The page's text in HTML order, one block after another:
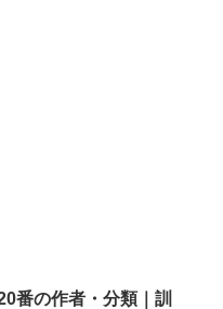
番の作者・分類｜訓